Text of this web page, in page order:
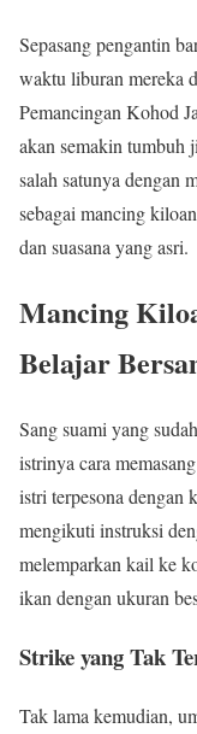
Sepasang pengantin
waktu liburan mereka
Pemancingan Kohod
akan semakin tumbuh
salah satunya dengan
sebagai mancing
dan suasana yang asri.
Mancing
Belajar
Sang suami yang
istrinya cara
istri terpesona dengan
mengikuti instruksi
melemparkan kail ke
ikan dengan ukuran
Strike yang Tak
Tak lama kemudian,